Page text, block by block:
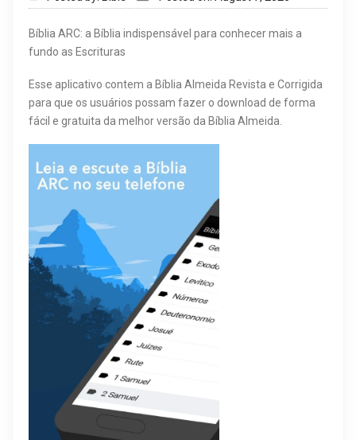
Bíblia ARC: a Bíblia indispensável para conhecer mais a
fundo as Escrituras
Esse aplicativo contem a Bíblia Almeida Revista e Corrigida
para que os usuários possam fazer o download de forma
fácil e gratuita da melhor versão da Bíblia Almeida.